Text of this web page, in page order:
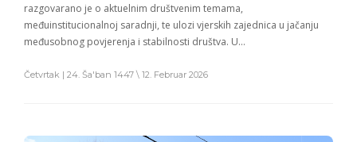
razgovarano je o aktuelnim društvenim temama,
međuinstitucionalnoj saradnji, te ulozi vjerskih zajednica u jačanju
međusobnog povjerenja i stabilnosti društva. U…
Četvrtak | 24. Ša'ban 1447 \ 12. Februar 2026